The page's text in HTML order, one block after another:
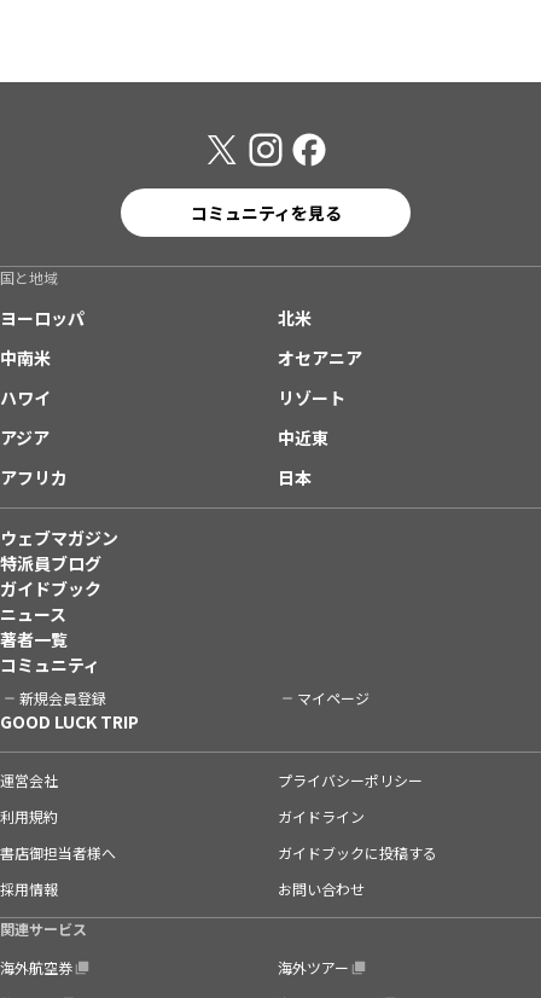
コミュニティを見る
国と地域
ヨーロッパ
北米
中南米
オセアニア
ハワイ
リゾート
アジア
中近東
アフリカ
日本
ウェブマガジン
特派員ブログ
ガイドブック
ニュース
著者一覧
コミュニティ
新規会員登録 マイページ
GOOD LUCK TRIP
運営会社
プライバシーポリシー
利用規約
ガイドライン
書店御担当者様へ
ガイドブックに投稿する
採用情報
お問い合わせ
関連サービス
海外航空券
海外ツアー